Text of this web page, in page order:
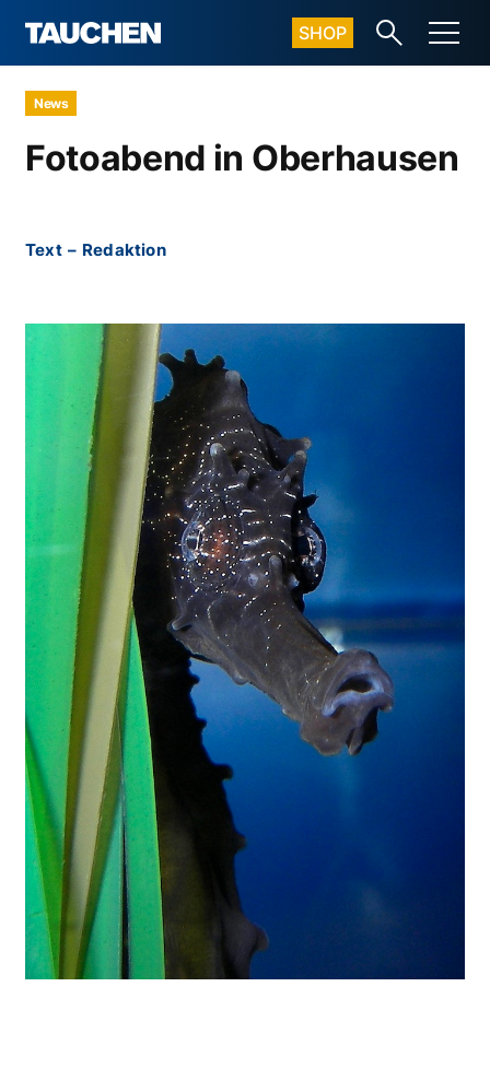
SHOP
News
Fotoabend in Oberhausen
Text – Redaktion